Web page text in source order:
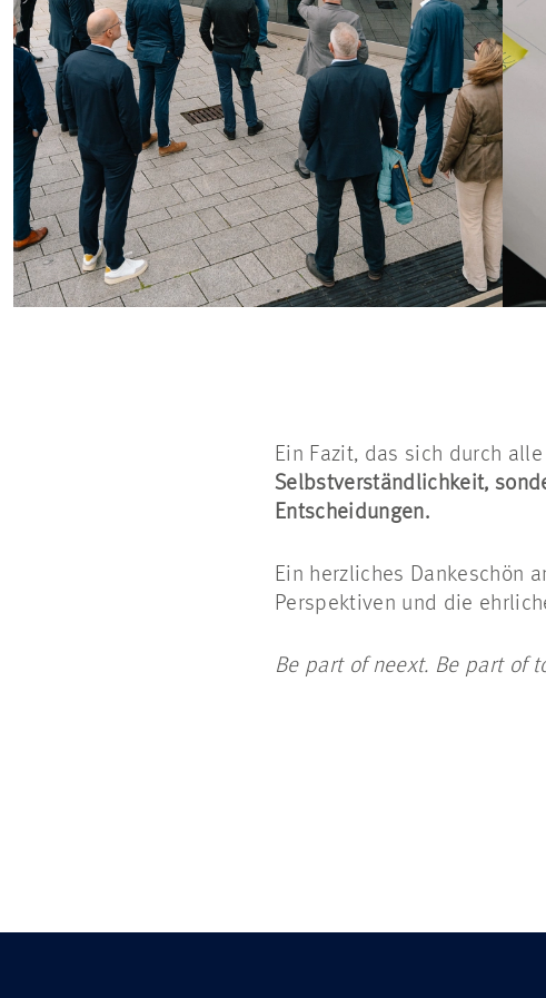
Ein Fazit, das sich durch
Selbstverständlichkeit,
Entscheidungen.
Ein herzliches Dankeschön
Perspektiven und die
Be part of neext. Be part of